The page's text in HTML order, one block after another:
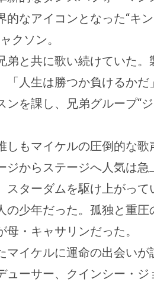
的なアイコンとなった“キ
クソン。
弟と共に歌い続けていた
「人生は勝つか負けるか
ンを課し、兄弟グループ“
しもマイケルの圧倒的な
ジからステージへ人気は
スターダムを駆け上がっ
の少年だった。孤独と重
・キャサリンだった。
マイケルに運命の出会い
ューサー、クインシー・